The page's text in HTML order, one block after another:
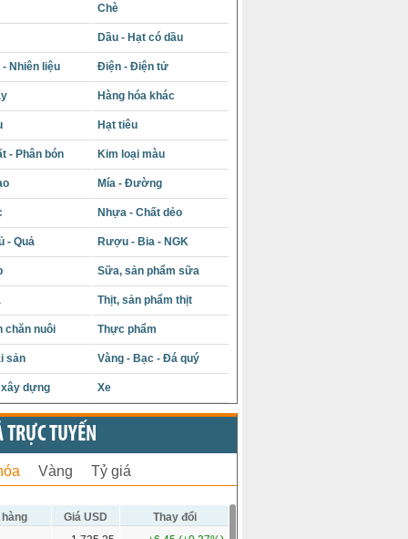
Chè
Dầu - Hạt có dầu
- Nhiên liệu Điện - Điện tử
Hàng hóa khác
Hạt tiêu
- Phân bón Kim loại màu
Mía - Đường
Nhựa - Chất dẻo
- Quả Rượu - Bia - NGK
Sữa, sản phẩm sữa
Thịt, sản phẩm thịt
chăn nuôi Thực phẩm
sản Vàng - Bạc - Đá quý
dựng Xe
TRỰC TUYẾN
Vàng Tỷ giá
Giá USD
Thay đổi